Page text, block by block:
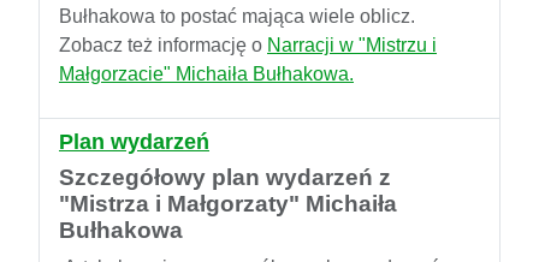
Bułhakowa to postać mająca wiele oblicz.
Zobacz też informację o Narracji w "Mistrzu i
Małgorzacie" Michaiła Bułhakowa.
Plan wydarzeń
Szczegółowy plan wydarzeń z
"Mistrza i Małgorzaty" Michaiła
Bułhakowa